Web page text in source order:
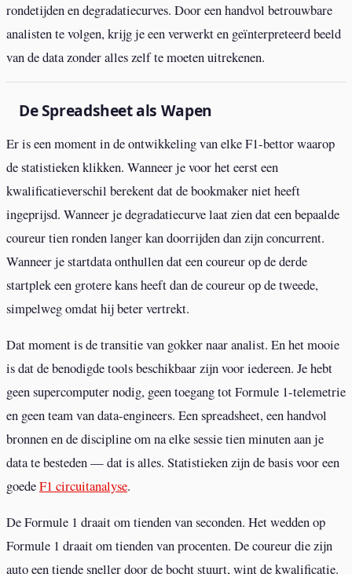
rondetijden en degradatiecurves. Door een handvol betrouwbare
analisten te volgen, krijg je een verwerkt en geïnterpreteerd beeld
van de data zonder alles zelf te moeten uitrekenen.
De Spreadsheet als Wapen
Er is een moment in de ontwikkeling van elke F1-bettor waarop
de statistieken klikken. Wanneer je voor het eerst een
kwalificatieverschil berekent dat de bookmaker niet heeft
ingeprijsd. Wanneer je degradatiecurve laat zien dat een bepaalde
coureur tien ronden langer kan doorrijden dan zijn concurrent.
Wanneer je startdata onthullen dat een coureur op de derde
startplek een grotere kans heeft dan de coureur op de tweede,
simpelweg omdat hij beter vertrekt.
Dat moment is de transitie van gokker naar analist. En het mooie
is dat de benodigde tools beschikbaar zijn voor iedereen. Je hebt
geen supercomputer nodig, geen toegang tot Formule 1-telemetrie
en geen team van data-engineers. Een spreadsheet, een handvol
bronnen en de discipline om na elke sessie tien minuten aan je
data te besteden — dat is alles. Statistieken zijn de basis voor een
goedeF1 circuitanalyse.
De Formule 1 draait om tienden van seconden. Het wedden op
Formule 1 draait om tienden van procenten. De coureur die zijn
auto een tiende sneller door de bocht stuurt, wint de kwalificatie.